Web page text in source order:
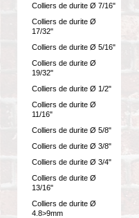
Colliers de durite Ø 7/16"
Colliers de durite Ø
17/32"
Colliers de durite Ø 5/16"
Colliers de durite Ø
19/32"
Colliers de durite Ø 1/2"
Colliers de durite Ø
11/16"
Colliers de durite Ø 5/8"
Colliers de durite Ø 3/8"
Colliers de durite Ø 3/4"
Colliers de durite Ø
13/16"
Colliers de durite Ø
4.8>9mm